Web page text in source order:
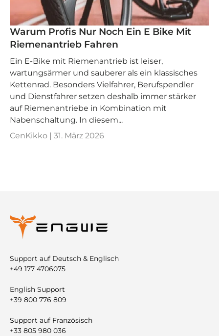
Warum Profis Nur Noch Ein E Bike Mit
Riemenantrieb Fahren
Ein E‑Bike mit Riemenantrieb ist leiser,
wartungsärmer und sauberer als ein klassisches
Kettenrad. Besonders Vielfahrer, Berufspendler
und Dienstfahrer setzen deshalb immer stärker
auf Riemenantriebe in Kombination mit
Nabenschaltung. In diesem...
CenKikko | 31. März 2026
Support auf Deutsch & Englisch
+49 177 4706075
English Support
+39 800 776 809
Support auf Französisch
+33 805 980 036